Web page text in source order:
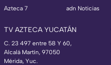
Azteca 7
adn Noticias
TV AZTECA YUCATÁN
C. 23 497 entre 58 Y 60,
Alcalá Martín, 97050
Mérida, Yuc.